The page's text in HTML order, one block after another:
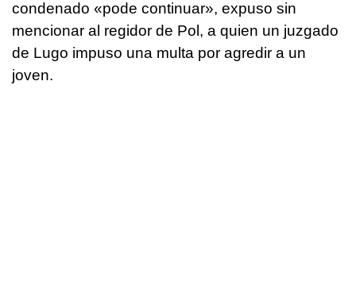
condenado «pode continuar», expuso sin
mencionar al regidor de Pol, a quien un juzgado
de Lugo impuso una multa por agredir a un
joven.